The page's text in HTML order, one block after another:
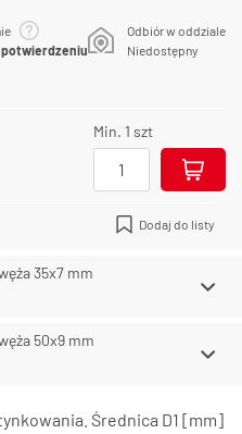
potwierdzeniu
Odbiór w oddziale
Niedostępny
Min. 1 szt
Dodaj do listy
35x7 mm
50x9 mm
Średnica D1 [mm]